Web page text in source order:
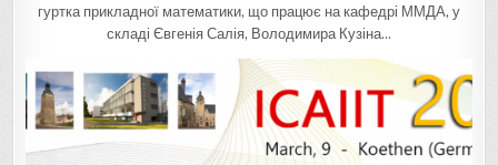
гуртка прикладної математики, що працює на кафедрі ММДА, у
складі Євгенія Салія, Володимира Кузіна…